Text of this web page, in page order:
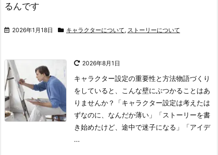
るんです
2026年1月18日 キャラクターについて, ストーリーについて
2026年8月1日
キャラクター設定の重要性と方法物語づくり
をしていると、こんな壁にぶつかることはあ
りませんか？
「キャラクター設定は考えたは
ずなのに、なんだか薄い」
「ストーリーを書
き始めたけど、途中で迷子になる」
「アイデ
...